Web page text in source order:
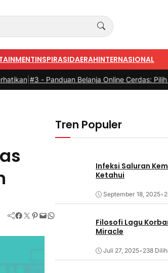
INSPIRASIDAERAHINTERNASIONAL
Panduan Belanja Online Cerdas: Pilih Produk
Facebook Twitter Pinterest Mail WhatsApp
Tren Populer
Infeksi Saluran
Ketahui
September 18, 2025•
Filosofi Lagu
Miracle
Juli 27, 2025• 238